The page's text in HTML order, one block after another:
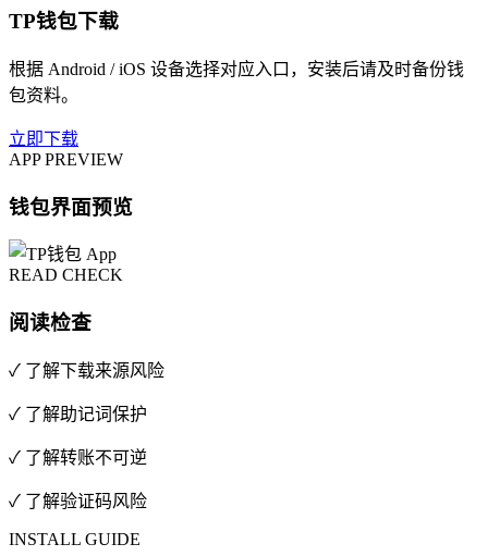
TP钱包下载
根据 Android / iOS 设备选择对应入口，安装后请及时备份钱
包资料。
立即下载
APP PREVIEW
钱包界面预览
READ CHECK
阅读检查
✓ 了解下载来源风险
✓ 了解助记词保护
✓ 了解转账不可逆
✓ 了解验证码风险
INSTALL GUIDE